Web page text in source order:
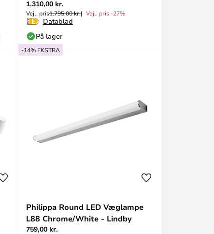
1.310,00 kr.
Vejl. pris1.795,00 kr. Vejl. pris -27%
Datablad
På lager
-14% EKSTRA
Philippa Round LED Væglampe
L88 Chrome/White - Lindby
759,00 kr.